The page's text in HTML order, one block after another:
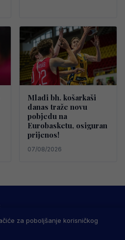
Mladi bh. košarkaši
danas traže novu
pobjedu na
Eurobasketu, osiguran
prijenos!
07/08/2026
USLOVI KORIŠTENJA
zadržana.
za poboljšanje korisničkog